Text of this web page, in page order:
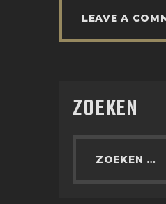
ZOEKEN